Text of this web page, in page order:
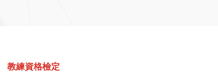
教練資格檢定